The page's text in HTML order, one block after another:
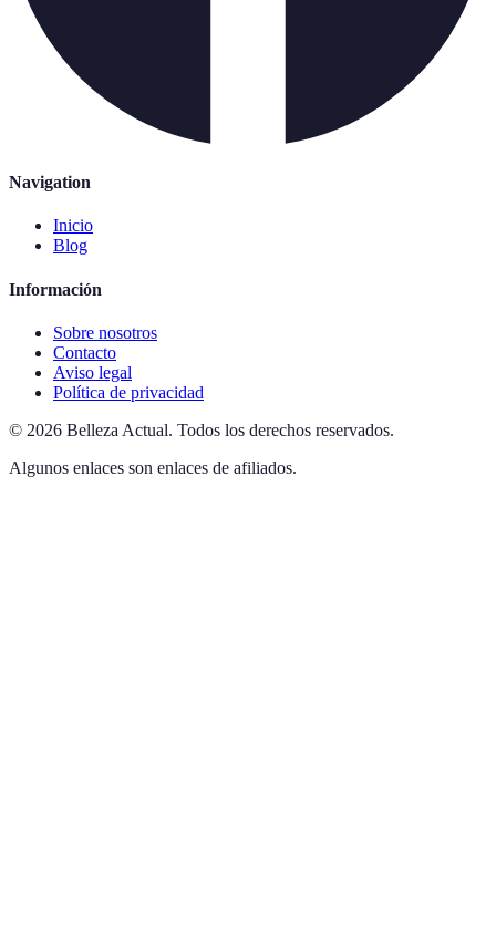
Navigation
Inicio
Blog
Información
Sobre nosotros
Contacto
Aviso legal
Política de privacidad
© 2026 Belleza Actual. Todos los derechos reservados.
Algunos enlaces son enlaces de afiliados.